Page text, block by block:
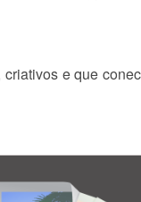
e que